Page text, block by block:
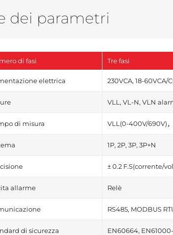
dei parametri
di fasi Tre fasi
elettrica 230VCA, 18-60VCA/
VLL, VL-N, VLN
di misura VLL(0-400V/690V)
1P, 2P, 3P, 3P+N
± 0.2 F.S(corrente/
allarme Relè
RS485, MODBUS
di sicurezza EN60664,